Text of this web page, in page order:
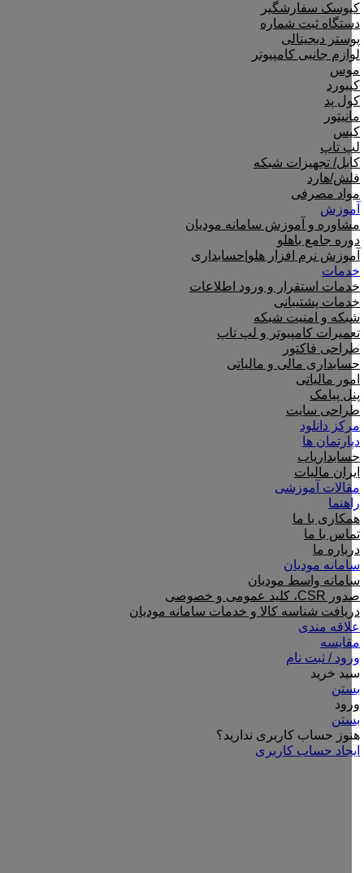
کیوسک سفارشگیر
دستگاه ثبت شماره
پوستر دیجیتالی
لوازم جانبی کامپیوتر
موس
کیبورد
کول پد
مانیتور
کیس
لپ تاپ
کابل/ تجهیزات شبکه
فلش/هارد
مواد مصرفی
آموزش
مشاوره و آموزش سامانه مودیان
دوره جامع باهلو
آموزش نرم افزار هلو|حسابداری
خدمات
خدمات استقرار و ورود اطلاعات
خدمات پشتیبانی
شبکه و امنیت شبکه
تعمیرات کامپیوتر و لپ تاپ
طراحی فاکتور
حسابداری مالی و مالیاتی
امور مالیاتی
پنل پیامک
طراحی سایت
مرکز دانلود
دپارتمان ها
حسابداریاب
ایران مالیات
مقالات آموزشی
راهنما
همکاری با ما
تماس با ما
درباره ما
سامانه مودیان
سامانه واسط مودیان
صدور CSR، کلید عمومی و خصوصی
دریافت شناسه کالا و خدمات سامانه مودیان
علاقه مندی
مقایسه
ورود / ثبت نام
سبد خرید
بستن
ورود
بستن
هنوز حساب کاربری ندارید؟
ایجاد حساب کاربری